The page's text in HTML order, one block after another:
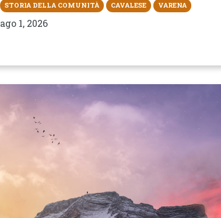
STORIA DELLA COMUNITÀ CAVALESE VARENA
ago 1, 2026